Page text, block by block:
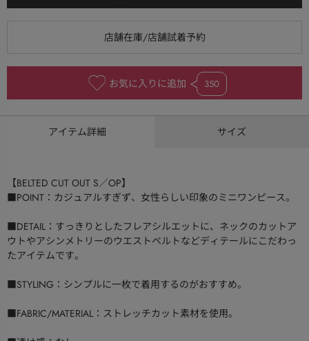
お気に入りに追加 350
アイテム詳細 サイズ
【BELTED CUT OUT S／OP】
■POINT：カジュアルすぎず、女性らしい印象のミニワンピース。
■DETAIL：すっきりとしたフレアシルエットに、ネックのカットア
ウトやアシンメトリーのウエストベルトなどディテールにこだわっ
たアイテムです。
■STYLING：シンプルに一枚で着用するのがおすすめ。
■FABRIC/MATERIAL：ストレッチカット素材を使用。